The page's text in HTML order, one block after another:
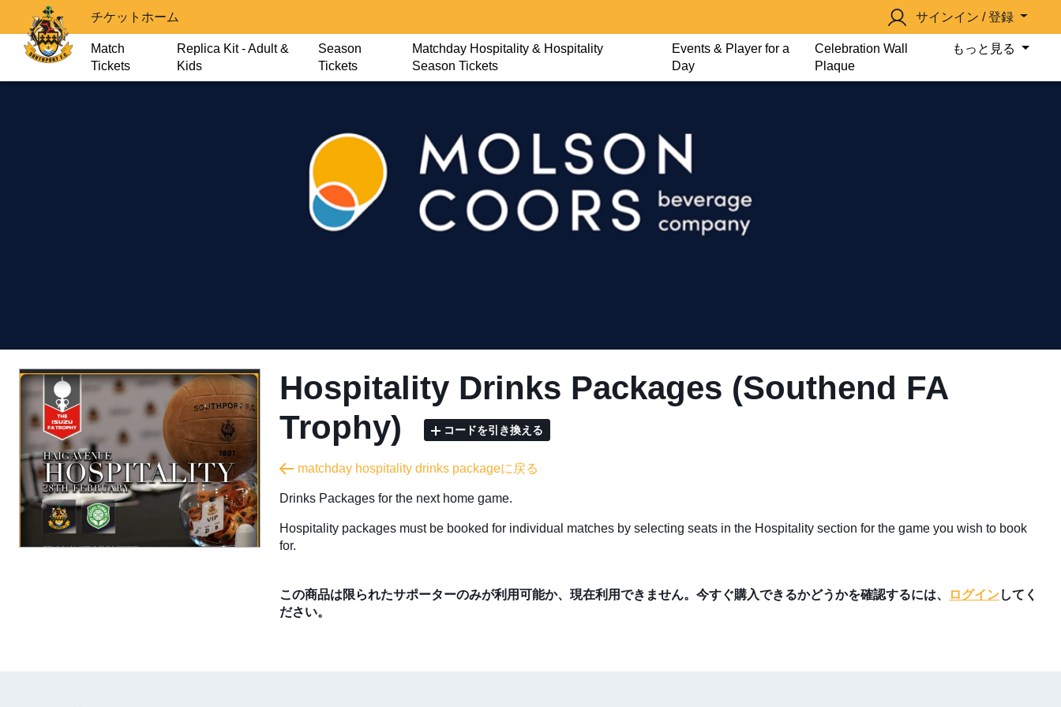
チケットホーム サインイン / 登録
Match
Tickets
Replica Kit - Adult &
Kids
Season
Tickets
Matchday Hospitality & Hospitality
Season Tickets
Events & Player for a
Day
Celebration Wall
Plaque
もっと見る
Hospitality Drinks Packages (Southend FA
Trophy)
コードを引き換える
matchday hospitality drinks packageに戻る
Drinks Packages for the next home game.
Hospitality packages must be booked for individual matches by selecting seats in the Hospitality section for the game you wish to book
for.
この商品は限られたサポーターのみが利用可能か、現在利用できません。今すぐ購入できるかどうかを確認するには、 ログインしてく
ださい。